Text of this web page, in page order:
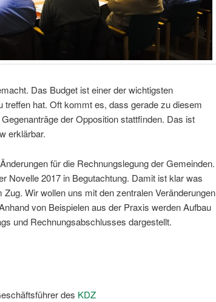
Das Budget ist einer der wichtigsten
treffen hat. Oft kommt es, dass gerade zu diesem
der Opposition stattfinden. Das ist
erklärbar.
für die Rechnungslegung der Gemeinden.
Novelle 2017 in Begutachtung. Damit ist klar was
Wir wollen uns mit den zentralen Veränderungen
von Beispielen aus der Praxis werden Aufbau
und Rechnungsabschlusses dargestellt.
des KDZ